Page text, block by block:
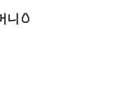
니🥚